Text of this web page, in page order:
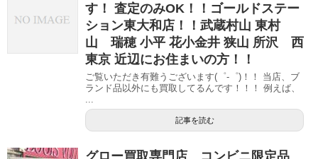
す！ 査定のみOK！！ゴールドステー
ション東大和店！！武蔵村山 東村
山 瑞穂 小平 花小金井 狭山 所沢 西
東京 近辺にお住まいの方！！
ご覧いただき有難うございます(゜-゜)！！ 当店、ブ
ランド品以外にも買取してるんです！！！ 例えば、
記事を読む
グロー買取専門店 コンビニ限定品